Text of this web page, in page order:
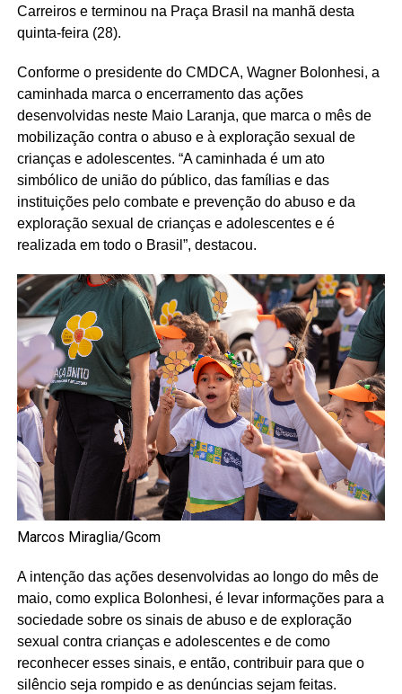
Carreiros e terminou na Praça Brasil na manhã desta
quinta-feira (28).
Conforme o presidente do CMDCA, Wagner Bolonhesi, a
caminhada marca o encerramento das ações
desenvolvidas neste Maio Laranja, que marca o mês de
mobilização contra o abuso e à exploração sexual de
crianças e adolescentes. “A caminhada é um ato
simbólico de união do público, das famílias e das
instituições pelo combate e prevenção do abuso e da
exploração sexual de crianças e adolescentes e é
realizada em todo o Brasil”, destacou.
Marcos Miraglia/Gcom
A intenção das ações desenvolvidas ao longo do mês de
maio, como explica Bolonhesi, é levar informações para a
sociedade sobre os sinais de abuso e de exploração
sexual contra crianças e adolescentes e de como
reconhecer esses sinais, e então, contribuir para que o
silêncio seja rompido e as denúncias sejam feitas.